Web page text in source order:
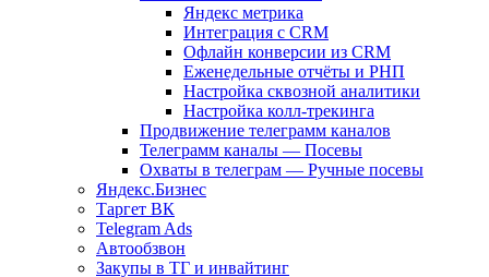
Яндекс метрика
Интеграция с CRM
Офлайн конверсии из CRM
Еженедельные отчёты и РНП
Настройка сквозной аналитики
Настройка колл-трекинга
Продвижение телеграмм каналов
Телеграмм каналы — Посевы
Охваты в телеграм — Ручные посевы
Яндекс.Бизнес
Таргет ВК
Telegram Ads
Автообзвон
Закупы в ТГ и инвайтинг